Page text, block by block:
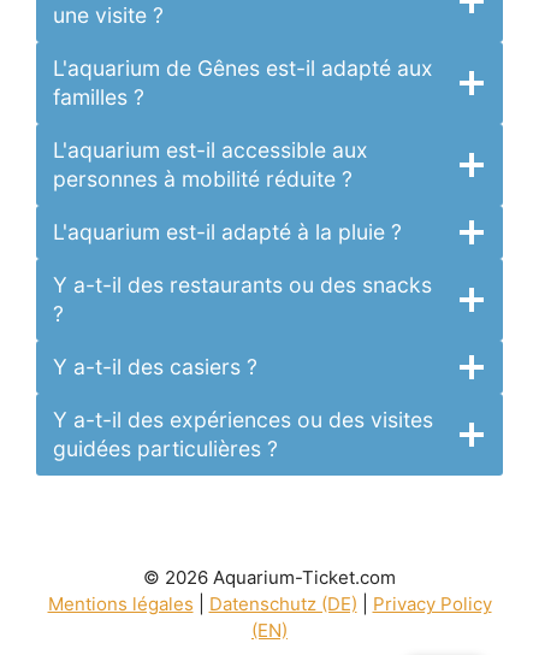
une visite ?
L'aquarium de Gênes est-il adapté aux
familles ?
L'aquarium est-il accessible aux
personnes à mobilité réduite ?
L'aquarium est-il adapté à la pluie ?
Y a-t-il des restaurants ou des snacks
?
Y a-t-il des casiers ?
Y a-t-il des expériences ou des visites
guidées particulières ?
© 2026 Aquarium-Ticket.com
Mentions légales
Datenschutz (DE)
Privacy Policy
(EN)